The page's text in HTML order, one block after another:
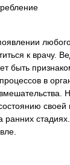
к врачу.
быть
в
своей
ранних